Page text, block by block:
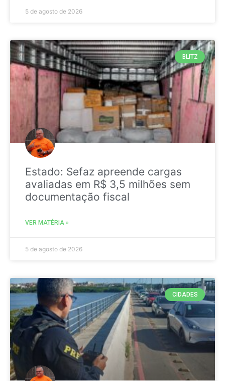
5 de agosto de 2026
BLITZ
Estado: Sefaz apreende cargas
avaliadas em R$ 3,5 milhões sem
documentação fiscal
VER MATÉRIA »
5 de agosto de 2026
CIDADES